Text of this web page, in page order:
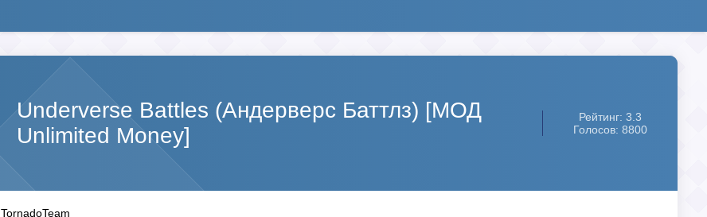
Underverse Battles (Андерверс Баттлз) [МОД
Unlimited Money]
Рейтинг: 3.3
Голосов: 8800
TornadoTeam